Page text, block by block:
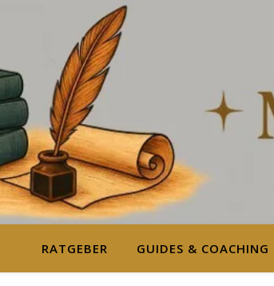
RATGEBER GUIDES & COACHING